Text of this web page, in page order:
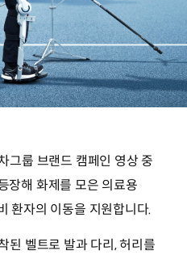
그룹 브랜드 캠페인 영상 중
장해 화제를 모은 의료용
환자의 이동을 지원합니다.
된 벨트로 발과 다리, 허리를